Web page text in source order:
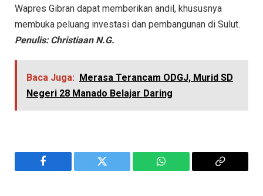
Wapres Gibran dapat memberikan andil, khususnya
membuka peluang investasi dan pembangunan di Sulut.
Penulis: Christiaan N.G.
Baca Juga: Merasa Terancam ODGJ, Murid SD
Negeri 28 Manado Belajar Daring
Facebook Twitter WhatsApp
Copy